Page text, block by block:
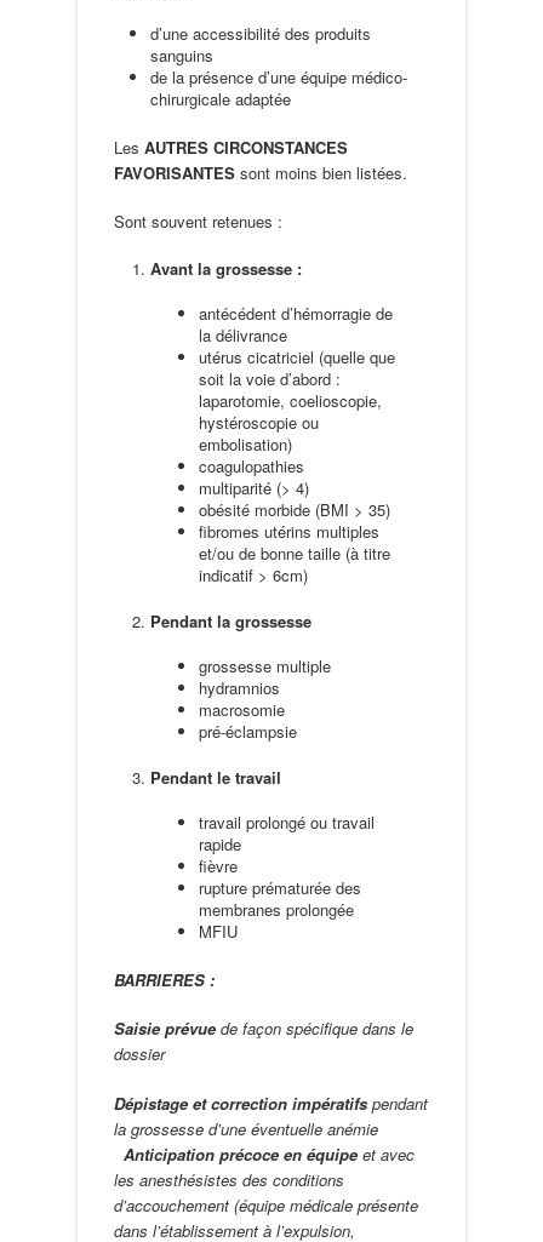
d’une accessibilité des produits
sanguins
de la présence d’une équipe médico-
chirurgicale adaptée
Les AUTRES CIRCONSTANCES
FAVORISANTES sont moins bien listées.
Sont souvent retenues :
Avant la grossesse :
antécédent d’hémorragie de
la délivrance
utérus cicatriciel (quelle que
soit la voie d’abord :
laparotomie, coelioscopie,
hystéroscopie ou
embolisation)
coagulopathies
multiparité (> 4)
obésité morbide (BMI > 35)
fibromes utérins multiples
et/ou de bonne taille (à titre
indicatif > 6cm)
Pendant la grossesse
grossesse multiple
hydramnios
macrosomie
pré-éclampsie
Pendant le travail
travail prolongé ou travail
rapide
fièvre
rupture prématurée des
membranes prolongée
MFIU
BARRIERES :
Saisie prévue de façon spécifique dans le
dossier
Dépistage et correction impératifs pendant
la grossesse d’une éventuelle anémie
Anticipation précoce en équipe et avec
les anesthésistes des conditions
d’accouchement (équipe médicale présente
dans l’établissement à l’expulsion,